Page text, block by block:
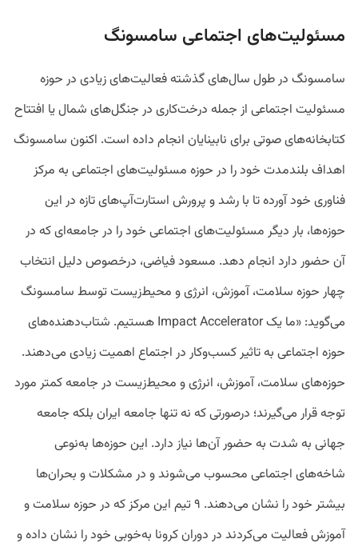
مسئولیت‌های اجتماعی سامسونگ
سامسونگ در طول سال‌های گذشته فعالیت‌های زیادی در حوزه
مسئولیت اجتماعی از جمله درخت‌کاری در جنگل‌های شمال یا افتتاح
کتابخانه‌های صوتی برای نابینایان انجام داده است. اکنون سامسونگ
اهداف بلندمدت خود را در حوزه مسئولیت‌های اجتماعی به مرکز
فناوری خود آورده تا با رشد و پرورش استارت‌آپ‌های تازه در این
حوزه‌ها، بار دیگر مسئولیت‌های اجتماعی خود را در جامعه‌ای که در
آن حضور دارد انجام دهد. مسعود فیاضی، درخصوص دلیل انتخاب
چهار حوزه سلامت، آموزش، انرژی و محیط‌زیست توسط سامسونگ
می‌گوید: «ما یک Impact Accelerator هستیم. شتاب‌دهنده‌های
حوزه اجتماعی به تاثیر کسب‌وکار در اجتماع اهمیت زیادی می‌دهند.
حوزه‌های سلامت، آموزش، انرژی و محیط‌زیست در جامعه کمتر مورد
توجه قرار می‌گیرند؛ درصورتی که نه تنها جامعه ایران بلکه جامعه
جهانی به شدت به حضور آن‌ها نیاز دارد. این حوزه‌ها به‌نوعی
شاخه‌های اجتماعی محسوب می‌شوند و در مشکلات و بحران‌ها
بیشتر خود را نشان می‌دهند. ۹ تیم این مرکز که در حوزه سلامت و
آموزش فعالیت می‌کردند در دوران کرونا به‌خوبی خود را نشان داده و